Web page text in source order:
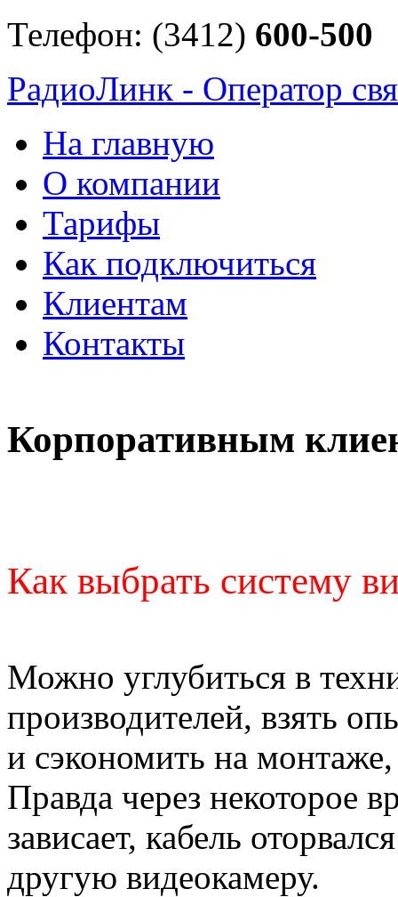
Телефон: (3412) 600-500
РадиоЛинк - Оператор
На главную
О компании
Тарифы
Как подключиться
Клиентам
Контакты
Корпоративным
Как выбрать систему
Можно углубиться в
производителей, взять
и сэкономить на
Правда через некоторое
зависает, кабель
другую видеокамеру.